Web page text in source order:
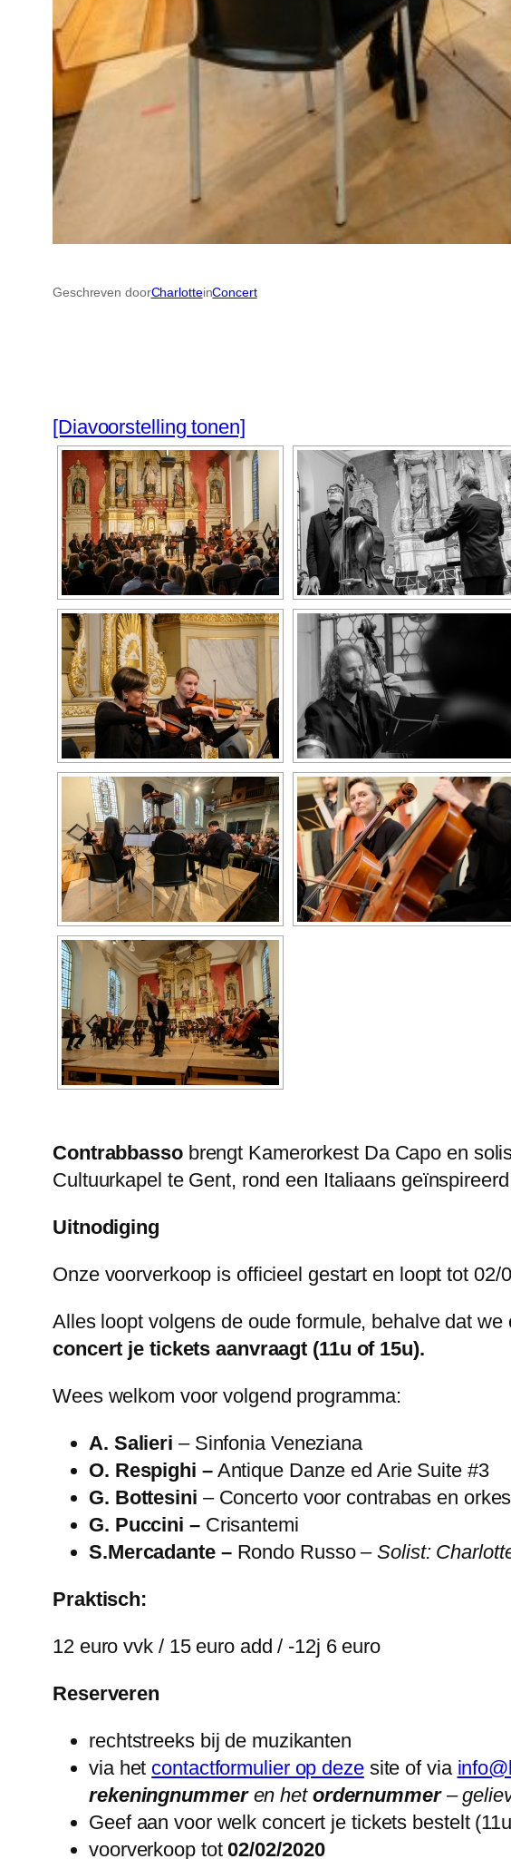
Geschreven doorCharlotteinConcert
[Diavoorstelling tonen]
Contrabbassobrengt Kamerorkest Da Capo en
Cultuurkapel te Gent, rond een Italiaans
Uitnodiging
Onze voorverkoop is officieel gestart en loopt tot 02/
Alles loopt volgens de oude formule, behalve dat
concert je tickets aanvraagt (11u of 15u).
Wees welkom voor volgend programma:
A. Salieri – Sinfonia Veneziana
O. Respighi –Antique Danze ed Arie Suite #3
G. Bottesini – Concerto voor contrabas en
G. Puccini – Crisantemi
S.Mercadante –Rondo Russo– Solist:
Praktisch:
12 euro vvk / 15 euro add / -12j 6 euro
Reserveren
rechtstreeks bij de muzikanten
via het contactformulier op dezesite of via
rekeningnummeren het ordernummer–
Geef aan voor welk concert je tickets bestelt
voorverkoop tot02/02/2020